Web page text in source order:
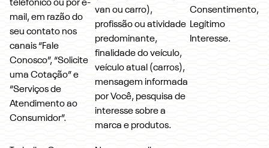
telefônico ou por e-
mail, em razão do
seu contato nos
canais “Fale
Conosco”, “Solicite
uma Cotação” e
“Serviços de
Atendimento ao
Consumidor”.
van ou carro),
profissão ou atividade
predominante,
finalidade do veículo,
veículo atual (carros),
mensagem informada
por Você, pesquisa de
interesse sobre a
marca e produtos.
Consentimento,
Legítimo
Interesse.